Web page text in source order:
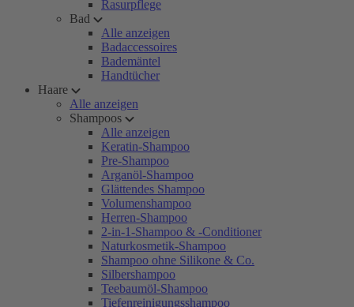
Rasurpflege
Bad
Alle anzeigen
Badaccessoires
Bademäntel
Handtücher
Haare
Alle anzeigen
Shampoos
Alle anzeigen
Keratin-Shampoo
Pre-Shampoo
Arganöl-Shampoo
Glättendes Shampoo
Volumenshampoo
Herren-Shampoo
2-in-1-Shampoo & -Conditioner
Naturkosmetik-Shampoo
Shampoo ohne Silikone & Co.
Silbershampoo
Teebaumöl-Shampoo
Tiefenreinigungsshampoo